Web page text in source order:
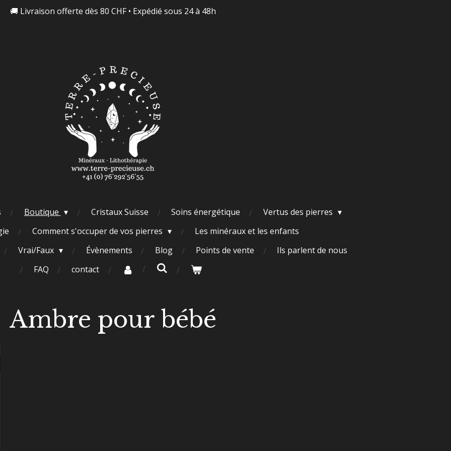
🚚 Livraison offerte dès 80 CHF • Expédié sous 24 à 48h
Boutique Cristaux Suisse Soins énergétique
Vertus des pierres
Comment s'occuper de vos pierres
Les minéraux et les enfants
Vrai/Faux Évènements Blog Points de vente
Ils parlent de nous
FAQ
contact
Ambre pour bébé